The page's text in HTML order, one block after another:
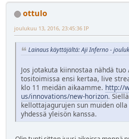
ottulo
joulukuu 13, 2016, 23:45:36 IP
Lainaus käyttäjältä: Aji Inferno -
Jos jotakuta kiinnostaa nähdä tuo
tositoimissa ensi kertaa, live
klo 11 meidän aikaamme. http://
us/innovations/new-horizon.
kellottajagurujen sun muiden
yhdessä yleisön kanssa.